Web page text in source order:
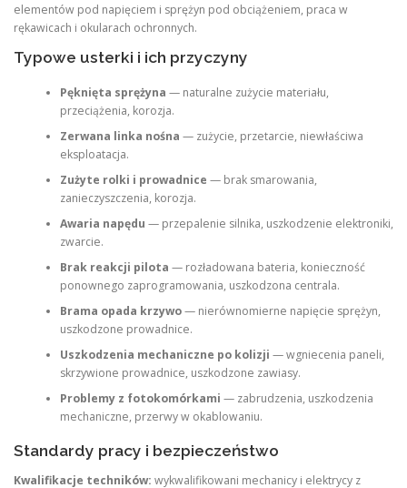
elementów pod napięciem i sprężyn pod obciążeniem, praca w
rękawicach i okularach ochronnych.
Typowe usterki i ich przyczyny
Pęknięta sprężyna — naturalne zużycie materiału,
przeciążenia, korozja.
Zerwana linka nośna — zużycie, przetarcie, niewłaściwa
eksploatacja.
Zużyte rolki i prowadnice — brak smarowania,
zanieczyszczenia, korozja.
Awaria napędu — przepalenie silnika, uszkodzenie elektroniki,
zwarcie.
Brak reakcji pilota — rozładowana bateria, konieczność
ponownego zaprogramowania, uszkodzona centrala.
Brama opada krzywo— nierównomierne napięcie sprężyn,
uszkodzone prowadnice.
Uszkodzenia mechaniczne po kolizji — wgniecenia paneli,
skrzywione prowadnice, uszkodzone zawiasy.
Problemy z fotokomórkami — zabrudzenia, uszkodzenia
mechaniczne, przerwy w okablowaniu.
Standardy pracy i bezpieczeństwo
Kwalifikacje techników: wykwalifikowani mechanicy i elektrycy z